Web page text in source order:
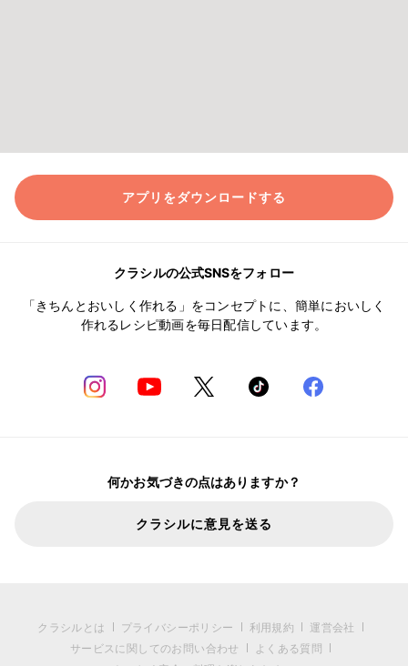
アプリをダウンロードする
クラシルの公式SNSをフォロー
「きちんとおいしく作れる」をコンセプトに、簡単においしく
作れるレシピ動画を毎日配信しています。
何かお気づきの点はありますか？
クラシルに意見を送る
クラシルとは プライバシーポリシー 利用規約
運営会社
サービスに関してのお問い合わせ
よくある質問